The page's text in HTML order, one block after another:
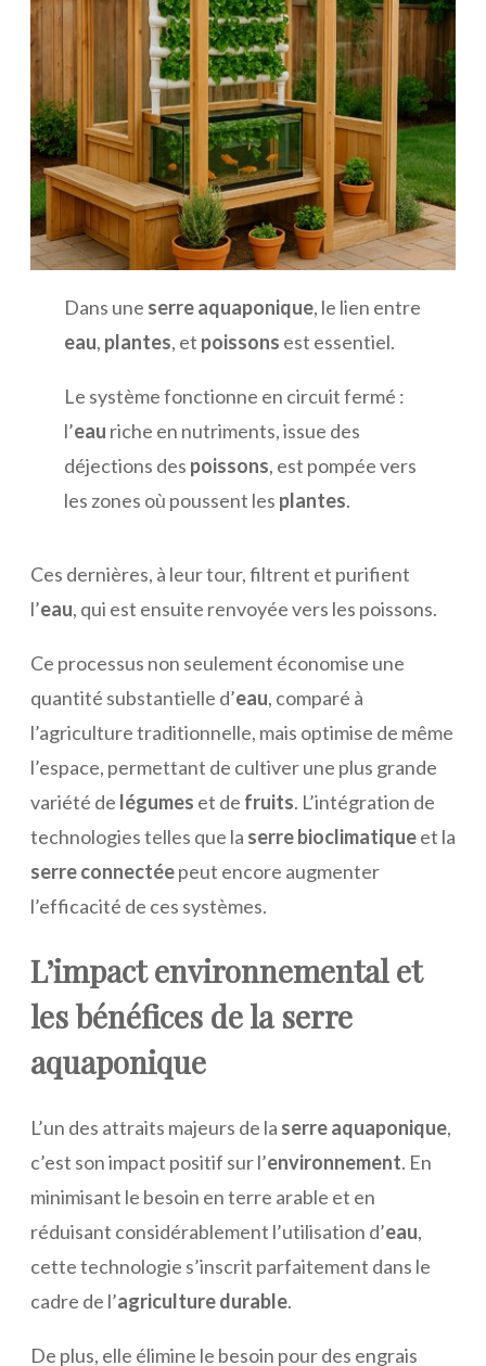
Dans une serre aquaponique, le lien entre
eau, plantes, et poissons est essentiel.
Le système fonctionne en circuit fermé :
l’eau riche en nutriments, issue des
déjections des poissons, est pompée vers
les zones où poussent les plantes.
Ces dernières, à leur tour, filtrent et purifient
l’eau, qui est ensuite renvoyée vers les poissons.
Ce processus non seulement économise une
quantité substantielle d’eau, comparé à
l’agriculture traditionnelle, mais optimise de même
l’espace, permettant de cultiver une plus grande
variété de légumes et de fruits. L’intégration de
technologies telles que la serre bioclimatiqueet la
serre connectéepeut encore augmenter
l’efficacité de ces systèmes.
L’impact environnemental et
les bénéfices de la serre
aquaponique
L’un des attraits majeurs de la serre aquaponique,
c’est son impact positif sur l’environnement. En
minimisant le besoin en terre arable et en
réduisant considérablement l’utilisation d’eau,
cette technologie s’inscrit parfaitement dans le
cadre de l’agriculture durable.
De plus, elle élimine le besoin pour des engrais